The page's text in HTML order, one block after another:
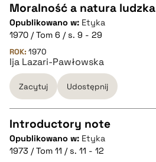
pobierz cytat
CZYSTY TEKST
pobierz cytat
BIBTEX
pobierz cytat
Moralność a natura ludzka
Opublikowano w: Etyka
1970 / Tom 6 / s. 9 - 29
ROK: 1970
Ija Lazari-Pawłowska
Zacytuj Udostępnij
CZYSTY TEKST
Introductory note
Opublikowano w: Etyka
1973 / Tom 11 / s. 11 - 12